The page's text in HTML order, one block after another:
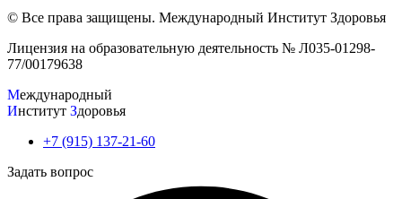
©️ Все права защищены. Международный Институт Здоровья
Лицензия на образовательную деятельность № Л035-01298-
77/00179638
Международный
Институт Здоровья
+7 (915) 137-21-60
Задать вопрос